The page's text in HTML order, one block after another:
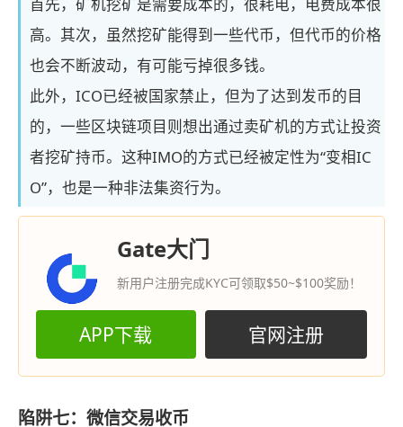
高。其次，虽然挖矿能得到一些代币，但代币的价格
也会不断波动，有可能亏掉很多钱。
此外，ICO已经被国家禁止，但为了达到发币的目
的，一些区块链项目则想出通过卖矿机的方式让投资
者挖矿持币。这种IMO的方式已经被定性为“变相IC
O”，也是一种非法集资行为。
Gate大门
新用户注册完成KYC可领取$50~$100奖励！
APP下载 官网注册
陷阱七：微信交易收币